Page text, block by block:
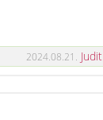
2024.08.21. Judit